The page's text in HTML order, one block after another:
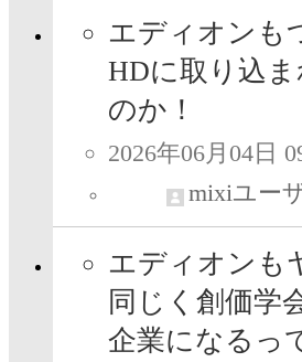
エディオンも
HDに取り込ま
のか！
2026年06月04日
mixiユー
エディオンも
同じく創価学
企業になるっ